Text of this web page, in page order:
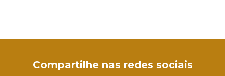
Compartilhe nas redes sociais